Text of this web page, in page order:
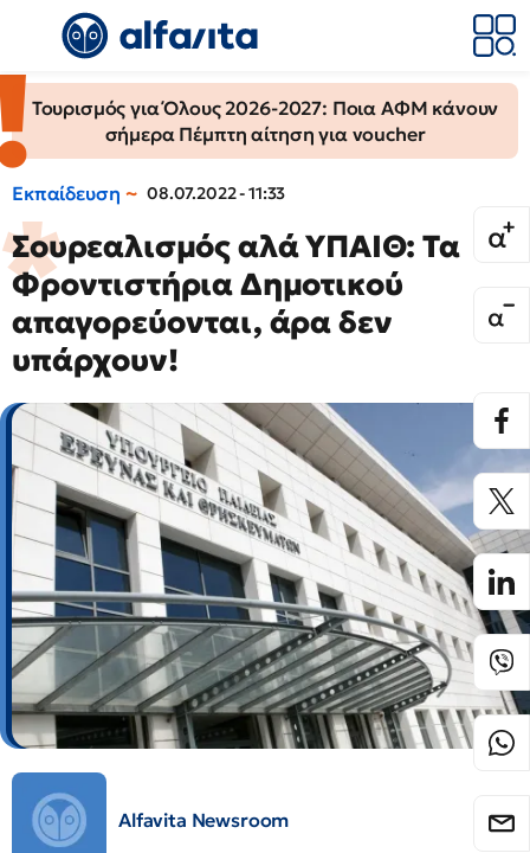
Τουρισμός για Όλους 2026-2027: Ποια ΑΦΜ κάνουν
σήμερα Πέμπτη αίτηση για voucher
Εκπαίδευση 08.07.2022 - 11:33
Σουρεαλισμός αλά ΥΠΑΙΘ: Τα
Φροντιστήρια Δημοτικού
απαγορεύονται, άρα δεν
υπάρχουν!
Alfavita Newsroom